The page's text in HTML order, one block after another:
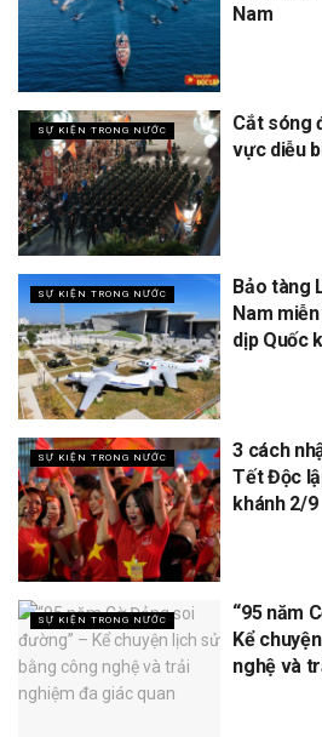
Nam
SỰ KIỆN TRONG NƯỚC
Cắt sóng
vực diễu
SỰ KIỆN TRONG NƯỚC
Bảo tàng
Nam
dịp Quốc
SỰ KIỆN TRONG NƯỚC
3 cách
Tết Độc
khánh 2/9
SỰ KIỆN TRONG NƯỚC
“95 năm
Kể
nghệ và